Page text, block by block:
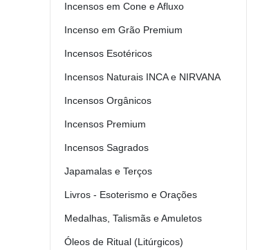
Incensos em Cone e Afluxo
Incenso em Grão Premium
Incensos Esotéricos
Incensos Naturais INCA e NIRVANA
Incensos Orgânicos
Incensos Premium
Incensos Sagrados
Japamalas e Terços
Livros - Esoterismo e Orações
Medalhas, Talismãs e Amuletos
Óleos de Ritual (Litúrgicos)